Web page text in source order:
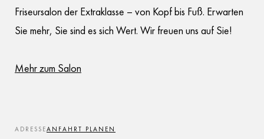
Friseursalon der Extraklasse – von Kopf bis Fuß. Erwarten
Sie mehr, Sie sind es sich Wert. Wir freuen uns auf Sie!
Mehr zum Salon
ADRESSEANFAHRT PLANEN